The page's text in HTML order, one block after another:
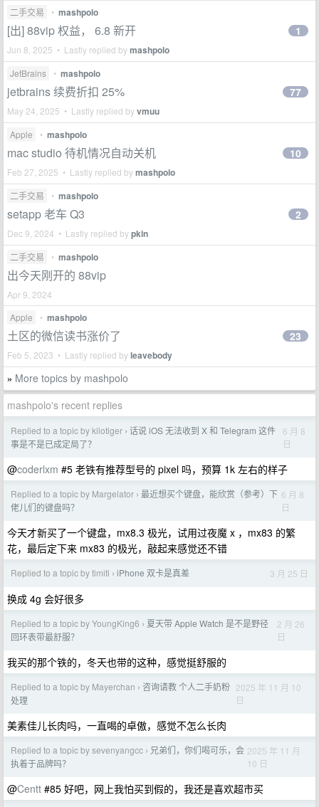
二手交易 • mashpolo
[出] 88vip 权益， 6.8 新开
Jun 8, 2025 • Lastly replied bymashpolo
1
JetBrains • mashpolo
jetbrains 续费折扣 25%
May 24, 2025 • Lastly replied byvmuu
77
Apple • mashpolo
mac studio 待机情况自动关机
Feb 27, 2025 • Lastly replied bymashpolo
10
二手交易 • mashpolo
setapp 老车 Q3
Dec 9, 2024 • Lastly replied bypkin
2
二手交易 • mashpolo
出今天刚开的 88vip
Apr 9, 2024
Apple
• mashpolo
土区的微信读书涨价了
Feb 5, 2023 • Lastly replied byleavebody
23
» More topics by mashpolo
mashpolo's recent replies
Replied to a topic by kilotiger › 话说 iOS 无法收到 X 和 Telegram 这件
事是不是已成定局了？
6 月 8
日
@coderlxm #5 老铁有推荐型号的 pixel 吗，预算 1k 左右的样子
Replied to a topic by Margelator › 最近想买个键盘，能欣赏（参考）下
佬儿们的键盘吗？
6 月 8
日
今天才新买了一个键盘，mx8.3 极光，试用过夜魔 x ，mx83 的繁
花，最后定下来 mx83 的极光，敲起来感觉还不错
Replied to a topic by timiti › iPhone 双卡是真差 3 月 25 日
换成 4g 会好很多
Replied to a topic by YoungKing6 › 夏天带 Apple Watch 是不是野径
回环表带最舒服？
2 月 26
日
我买的那个铁的，冬天也带的这种，感觉挺舒服的
Replied to a topic by Mayerchan › 咨询请教 个人二手奶粉
处理
2025 年 11 月 10
日
美素佳儿长肉吗，一直喝的卓傲，感觉不怎么长肉
Replied to a topic by sevenyangcc › 兄弟们，你们喝可乐，会
执着于品牌吗？
2025 年 11 月
10 日
@Centt #85 好吧，网上我怕买到假的，我还是喜欢超市买